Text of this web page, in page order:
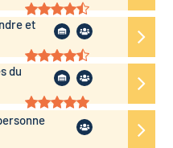
et
du